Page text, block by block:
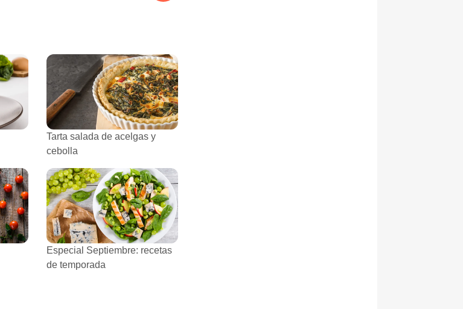
Tarta salada de acelgas y
cebolla
Especial Septiembre: recetas
de temporada